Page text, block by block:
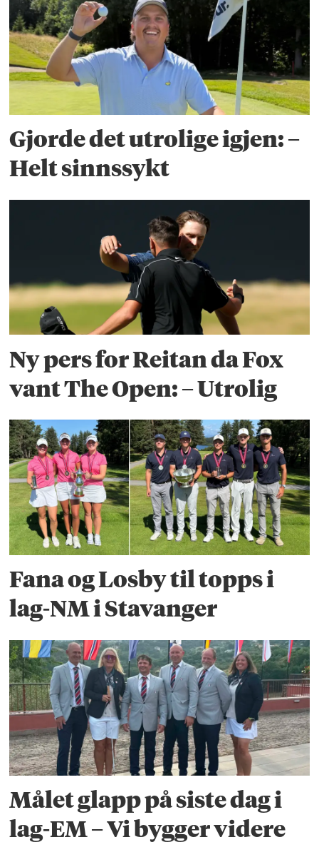
Gjorde det utrolige igjen: –
Helt sinnssykt
Ny pers for Reitan da Fox
vant The Open: – Utrolig
Fana og Losby til topps i
lag-NM i Stavanger
Målet glapp på siste dag i
lag-EM – Vi bygger videre